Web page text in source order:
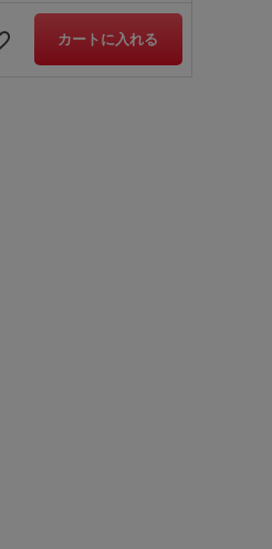
カートに入れる